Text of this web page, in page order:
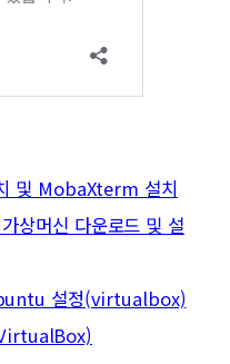
및 MobaXterm 설치
상머신 다운로드 및 설
설정(virtualbox)